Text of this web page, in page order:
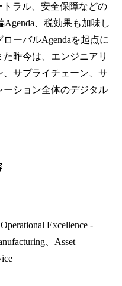
ラル、安全保障などの
、税効果も加味し
ーバルAgendaを起点に
昨今は、エンジニアリ
サプライチェーン、サ
ション全体のデジタル
Excellence -
、Asset